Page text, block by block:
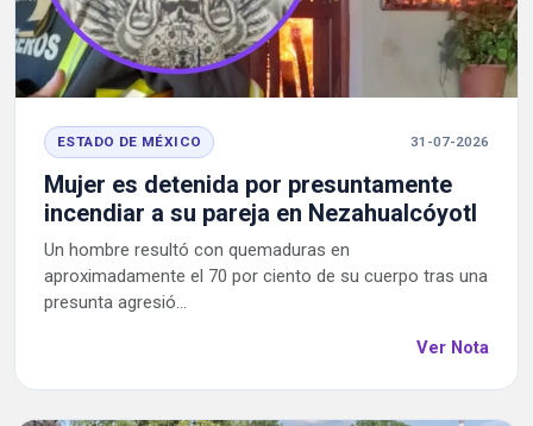
ESTADO DE MÉXICO 31-07-2026
Mujer es detenida por presuntamente
incendiar a su pareja en Nezahualcóyotl
Un hombre resultó con quemaduras en
aproximadamente el 70 por ciento de su cuerpo tras una
presunta agresió...
Ver Nota